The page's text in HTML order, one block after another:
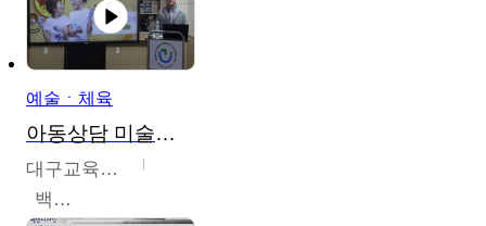
예술ㆍ체육
아동상담 미술치료
대구교육대학교
백중열